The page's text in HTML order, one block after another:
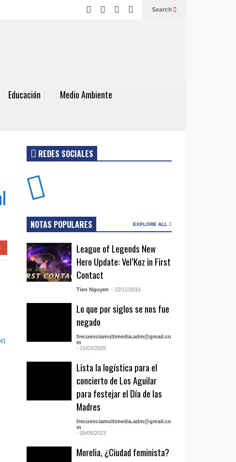
Search
Educación
Medio Ambiente
REDES SOCIALES
NOTAS POPULARES EXPLORE ALL
League of Legends New
Hero Update: Vel’Koz in First
Contact
Tien Nguyen - 22/12/2016
Lo que por siglos se nos fue
negado
frecuenciamultimedia.adm@gmail.co
m
- 21/03/2025
Lista la logística para el
concierto de Los Aguilar
para festejar el Día de las
Madres
frecuenciamultimedia.adm@gmail.co
m
- 09/05/2023
Morelia, ¿Ciudad feminista?